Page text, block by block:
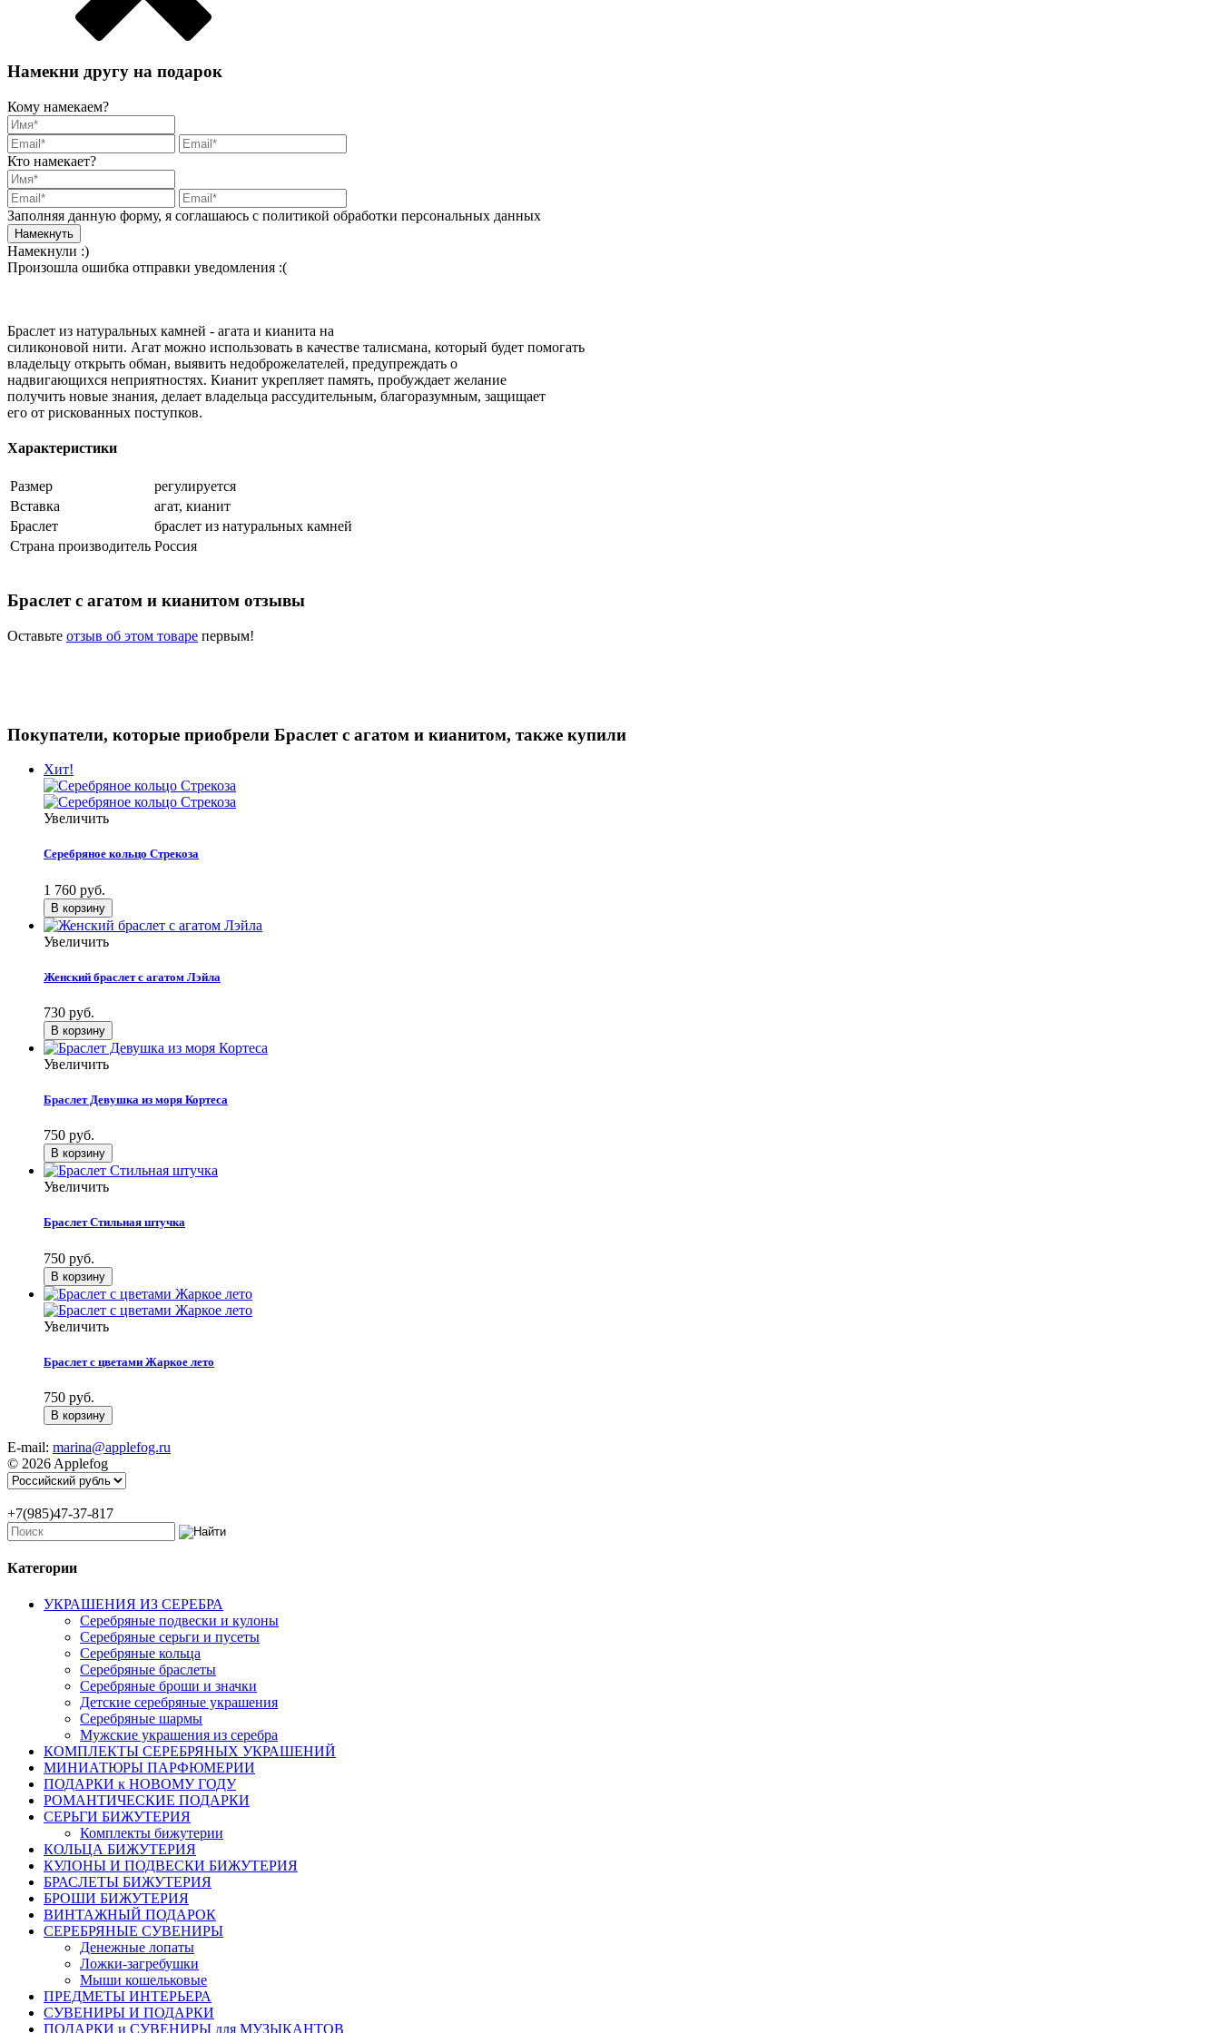
Намекни другу на подарок
Кому намекаем?
Кто намекает?
Заполняя данную форму, я соглашаюсь с политикой обработки персональных данных
Намекнули :)
Произошла ошибка отправки уведомления :(
Браслет из натуральных камней - агата и кианита на
силиконовой нити. Агат можно использовать в качестве талисмана, который будет помогать
владельцу открыть обман, выявить недоброжелателей, предупреждать о
надвигающихся неприятностях. Кианит укрепляет память, пробуждает желание
получить новые знания, делает владельца рассудительным, благоразумным, защищает
его от рискованных поступков.
Характеристики
Размер
регулируется
Вставка
агат, кианит
Браслет
браслет из натуральных камней
Страна производитель Россия
Браслет с агатом и кианитом отзывы
Оставьте отзыв об этом товаре первым!
Покупатели, которые приобрели Браслет с агатом и кианитом, также купили
Хит!
Увеличить
Серебряное кольцо Стрекоза
1 760 руб.
Увеличить
Женский браслет с агатом Лэйла
730 руб.
Увеличить
Браслет Девушка из моря Кортеса
750 руб.
Увеличить
Браслет Стильная штучка
750 руб.
Увеличить
Браслет с цветами Жаркое лето
750 руб.
E-mail: marina@applefog.ru
© 2026 Applefog
+7(985)47-37-817
Категории
УКРАШЕНИЯ ИЗ СЕРЕБРА
Серебряные подвески и кулоны
Серебряные серьги и пусеты
Серебряные кольца
Серебряные браслеты
Серебряные броши и значки
Детские серебряные украшения
Серебряные шармы
Мужские украшения из серебра
КОМПЛЕКТЫ СЕРЕБРЯНЫХ УКРАШЕНИЙ
МИНИАТЮРЫ ПАРФЮМЕРИИ
ПОДАРКИ к НОВОМУ ГОДУ
РОМАНТИЧЕСКИЕ ПОДАРКИ
СЕРЬГИ БИЖУТЕРИЯ
Комплекты бижутерии
КОЛЬЦА БИЖУТЕРИЯ
КУЛОНЫ И ПОДВЕСКИ БИЖУТЕРИЯ
БРАСЛЕТЫ БИЖУТЕРИЯ
БРОШИ БИЖУТЕРИЯ
ВИНТАЖНЫЙ ПОДАРОК
СЕРЕБРЯНЫЕ СУВЕНИРЫ
Денежные лопаты
Ложки-загребушки
Мыши кошельковые
ПРЕДМЕТЫ ИНТЕРЬЕРА
СУВЕНИРЫ И ПОДАРКИ
ПОДАРКИ и СУВЕНИРЫ для МУЗЫКАНТОВ